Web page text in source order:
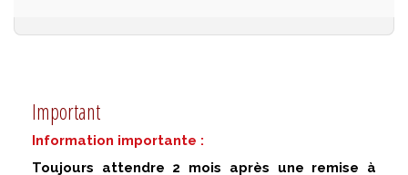
Important
Information importante :
Toujours attendre 2 mois après une remise à